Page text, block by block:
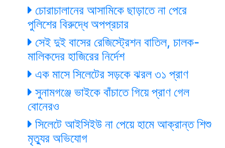
চোরাচালানের আসামিকে ছাড়াতে না পেরে
পুলিশের বিরুদ্ধে অপপ্রচার
সেই দুই বাসের রেজিস্ট্রেশন বাতিল, চালক-
মালিকদের হাজিরের নির্দেশ
এক মাসে সিলেটের সড়কে ঝরল ৩১ প্রাণ
সুনামগঞ্জে ভাইকে বাঁচাতে গিয়ে প্রাণ গেল
বোনেরও
সিলেটে আইসিইউ না পেয়ে হামে আক্রান্ত শিশু
মৃত্যুর অভিযোগ